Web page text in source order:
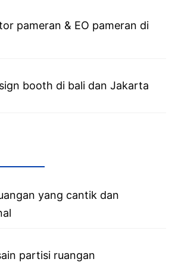
pameran & EO pameran di
booth di bali dan Jakarta
yang cantik dan
partisi ruangan